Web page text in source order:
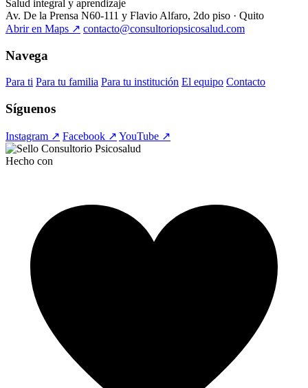
Salud integral y aprendizaje
Av. De la Prensa N60-111 y Flavio Alfaro, 2do piso · Quito
Abrir en Maps ↗ contacto@consultoriopsicosalud.com
Navega
Para ti Para tu familia Para tu institución El equipo Contacto
Síguenos
Instagram ↗ Facebook ↗ YouTube ↗
Hecho con